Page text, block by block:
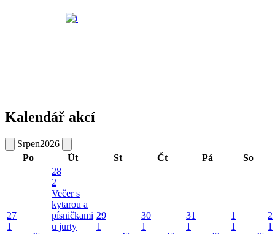
Kalendář akcí
Srpen2026
Po
Út St Čt Pá So
27
1
28
2
Večer s
kytarou a
písničkami
u jurty
29
1
30
1
31
1
1
1
2
1